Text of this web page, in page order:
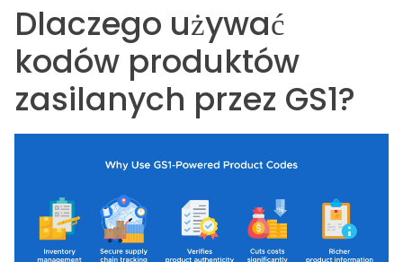
Dlaczego używać
kodów produktów
zasilanych przez GS1?